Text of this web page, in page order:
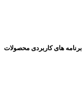
برنامه های کاربردی محصولات